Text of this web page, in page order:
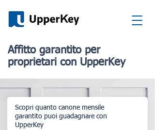
Affitto garantito per
proprietari con UpperKey
Scopri quanto canone mensile
garantito puoi guadagnare con
UpperKey